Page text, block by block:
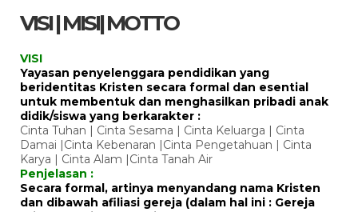
VISI | MISI| MOTTO
VISI
Yayasan penyelenggara pendidikan yang
beridentitas Kristen secara formal dan esential
untuk membentuk dan menghasilkan pribadi anak
didik/siswa yang berkarakter :
Cinta Tuhan | Cinta Sesama | Cinta Keluarga | Cinta
Damai |Cinta Kebenaran |Cinta Pengetahuan | Cinta
Karya | Cinta Alam |Cinta Tanah Air
Penjelasan :
Secara formal, artinya menyandang nama Kristen
dan dibawah afiliasi gereja (dalam hal ini : Gereja